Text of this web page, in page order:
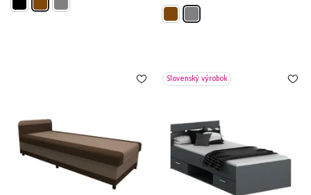
Slovenský výrobok